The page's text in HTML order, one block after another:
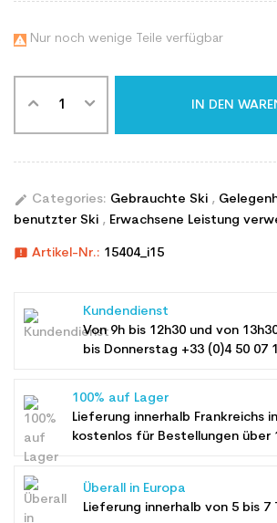
 Nur noch wenige Teile verfügbar
IN DEN
edit Categories: Gebrauchte Ski ,
benutzter Ski , Erwachsene Leistung
announcement Artikel-Nr.: 15404_i15
Kundendienst
Von 9h bis 12h30 und von
bis Donnerstag +33 (0)4 50 07
100% auf Lager
Lieferung innerhalb Frankreichs
kostenlos für Bestellungen über
Überall in Europa
Lieferung innerhalb von 5 bis 7